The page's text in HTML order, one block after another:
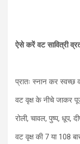
ऐसे करें वट सावित्री
प्रातः स्नान कर स्वच्छ
वट वृक्ष के नीचे जाकर
रोली, चावल, पुष्प, धूप,
वट वृक्ष की 7 या 108